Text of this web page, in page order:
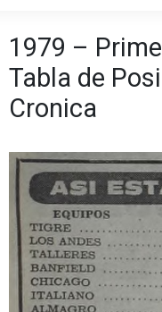
1979 –
Tabla de
Cronica